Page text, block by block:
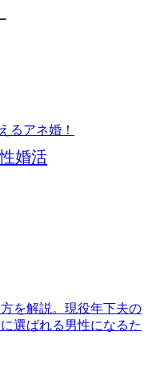
婚活
を解説。現役年下夫の
選ばれる男性になるた